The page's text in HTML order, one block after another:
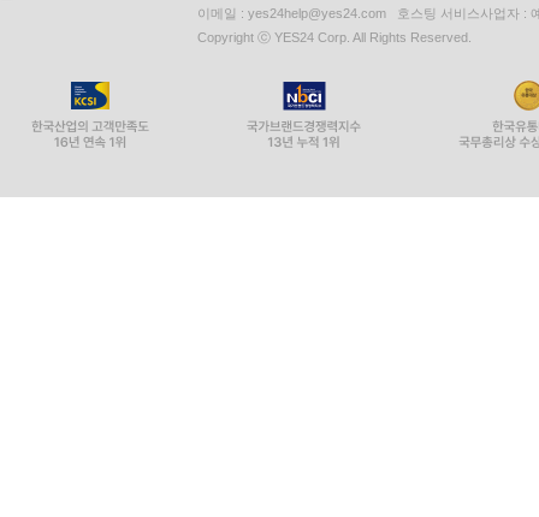
이메일 : yes24help@yes24.com 호스팅 서비스사업자 :
Copyright ⓒ YES24 Corp. All Rights Reserved.